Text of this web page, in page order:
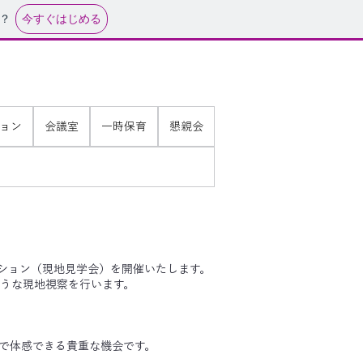
今すぐはじめる
ン 会議室 一時保育 懇親会
ン（現地見学会）を開催いたします。
な現地視察を行います。
感できる貴重な機会です。